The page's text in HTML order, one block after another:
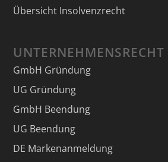
Übersicht Insolvenzrecht
UNTERNEHMENSRECHT
GmbH Gründung
UG Gründung
GmbH Beendung
UG Beendung
DE Markenanmeldung